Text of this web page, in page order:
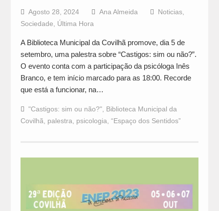
Agosto 28, 2024 Ana Almeida Noticias,
Sociedade
Última Hora
A Biblioteca Municipal da Covilhã promove, dia 5 de
setembro, uma palestra sobre “Castigos: sim ou não?”.
O evento conta com a participação da psicóloga Inês
Branco, e tem início marcado para as 18:00. Recorde
que está a funcionar, na…
"Castigos: sim ou não?", Biblioteca Municipal da
Covilhã
palestra psicologia “Espaço dos Sentidos”